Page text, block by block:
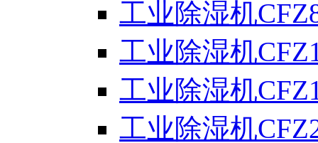
工业除湿机
工业除湿机
工业除湿机
工业除湿机